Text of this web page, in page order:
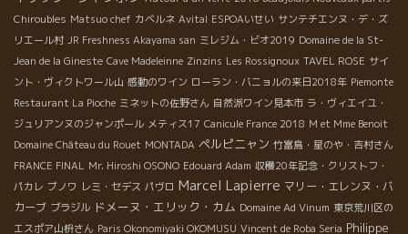
Chiroubles Matsuo chef カベルネ Avital ESPOAいせい サンテチエンヌ・デ・ズ
リエール村 JR Freshness Akayama san ミレジム・ビオ2019 Domaine de la St-
Jean de la Gineste Cave Madeleinne Zinzins Les Rossignoux TAVEL ROSE サイ
ント・ヴィクトワール山 感動のワイン ローラン・バニョルの来日2018年 Piemonte
Restaurant La Pioche ミネットの佐野さん 自然派ワイン見本市 ラ・ヴィエイユ・
ジュリアンヌのジャンポール メティス17 Canicule France 2018 M et Mme Benoit
Domaine Château du Rouet MONTADA ペルピニャン 竹富島・星のや・吉村さん
FRANCE FINAL Mr. Hiroshi OSONO Edouard Adam 収穫20年記念・クリストフ・
パカレ ブノワ レミ・セデス パヴロ Marcel Lapierre マリー・エレンヌ・バ
カーブ ブラジル ドメーヌ・エリック・カム Domaine Ad Vinum 東京荒川区の
エスポア山枡さん Paris Okonomiyaki OKOMUSU Vincent de Roba Seria Philippe